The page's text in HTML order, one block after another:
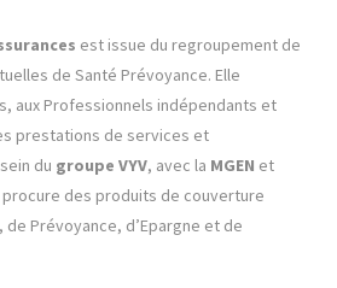
est issue du regroupement de
de Santé Prévoyance. Elle
aux Professionnels indépendants et
prestations de services et
du groupe VYV, avec la MGEN et
procure des produits de couverture
Prévoyance, d’Epargne et de